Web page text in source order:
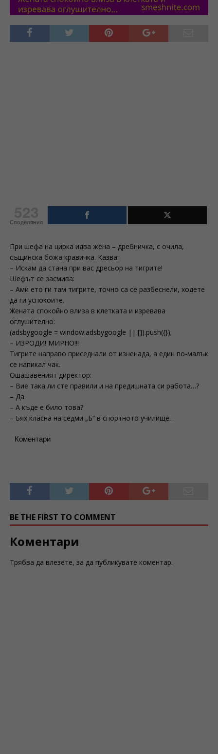
Споделяния
При шефа на цирка идва жена – дребничка, с очила,
същинска божа кравичка. Казва:
– Искам да стана при вас дресьор на тигрите!
Шефът се засмива:
– Ами ето ги там тигрите, точно са се разбеснeли, ходете
да ги успокоите.
Жената спокойно влиза в клетката и изревава
оглушително:
(adsbygoogle = window.adsbygoogle || []).push({});
– ИЗРОДИ! МИРНО!!!
Тигрите направо приседнали от изненада, а един по-малък
се напикал чак.
Ошашавеният директор:
– Вие така ли сте правили и на предишната си работа…?
– Да.
– А къде е било това?
– Бях класна на седми „Б“ в спортното училище…
Коментари
BE THE FIRST TO COMMENT
Коментари
Трябва да влезете, за да публикувате коментар.